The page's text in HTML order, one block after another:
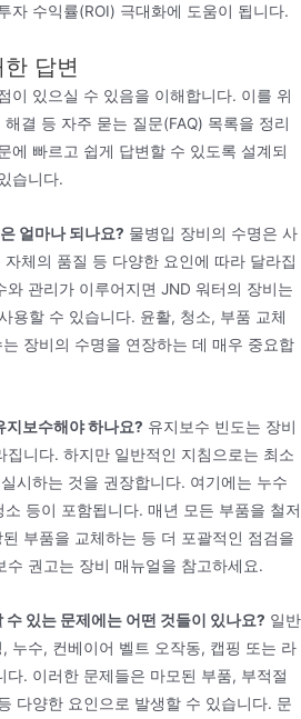
자 수익률(ROI) 극대화에 도움이 됩니다.
답변
이 있으실 수 있음을 이해합니다. 이를 위
결 등 자주 묻는 질문(FAQ) 목록을 정리
에 빠르고 쉽게 답변할 수 있도록 설계되
습니다.
얼마나 되나요? 물병입 장비의 수명은 사
체의 품질 등 다양한 요인에 따라 달라집
와 관리가 이루어지면 JND 워터의 장비는
용할 수 있습니다. 윤활, 청소, 부품 교체
장비의 수명을 연장하는 데 매우 중요합
지보수해야 하나요? 유지보수 빈도는 장비
집니다. 하지만 일반적인 지침으로는 최소
시하는 것을 권장합니다. 여기에는 누수
등이 포함됩니다. 매년 모든 부품을 철저
부품을 교체하는 등 더 포괄적인 점검을
권고는 장비 매뉴얼을 참고하세요.
있는 문제에는 어떤 것들이 있나요? 일반
누수, 컨베이어 벨트 오작동, 캡핑 또는 라
다. 이러한 문제들은 마모된 부품, 부적절
다양한 요인으로 발생할 수 있습니다. 문